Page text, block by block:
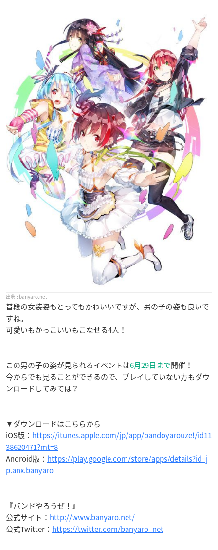
banyaro.net
普段の女装姿もとってもかわいいですが、男の子の姿も良いで
すね。
可愛いもかっこいいもこなせる4人！
この男の子の姿が見られるイベントは6月29日まで開催！
今からでも見ることができるので、プレイしていない方もダウ
ンロードしてみては？
▼ダウンロードはこちらから
iOS版： https://itunes.apple.com/jp/app/bandoyarouze!/id11
38620471?mt=8
Android版： https://play.google.com/store/apps/details?id=j
p.anx.banyaro
『バンドやろうぜ！』
公式サイト： http://www.banyaro.net/
公式Twitter： https://twitter.com/banyaro_net